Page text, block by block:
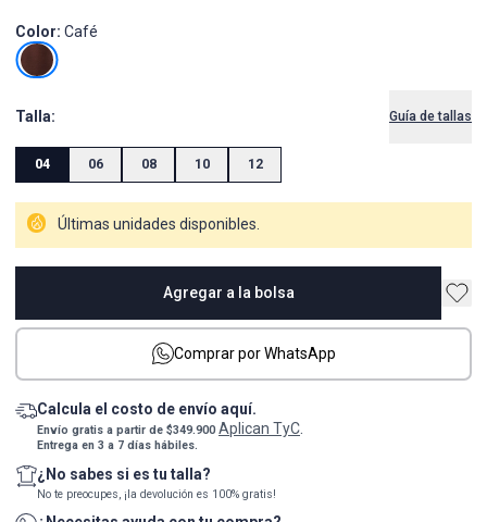
Color: Café
Talla: Guía de tallas
04 06 08 10 12
Últimas unidades disponibles.
Agregar a la bolsa
Comprar por WhatsApp
Calcula el costo de envío aquí.
Envío gratis a partir de $349.900Aplican TyC.
Entrega en 3 a 7 días hábiles.
¿No sabes si es tu talla?
No te preocupes, ¡la devolución es 100% gratis!